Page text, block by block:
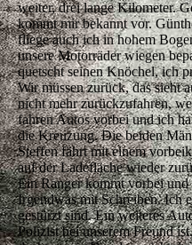
weiter, drei lange Kilometer.
kommt mir bekannt vor.
fliege auch ich in hohem
unsere Motorräder wiegen
quetscht seinen Knöchel, ich
Wir müssen zurück, das sieht
nicht mehr zurückzufahren,
fahren Autos vorbei und ich
die Kreuzung. Die beiden
Steffen fährt mit einem
auf der Ladefläche wieder
Ein Ranger kommt vorbei
Irgendwas mit Schreiben. Ich
gestürzt sind. Ein weiteres
Polizist bei unserem Freund